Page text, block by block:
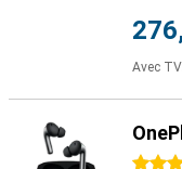
Avec
4.5